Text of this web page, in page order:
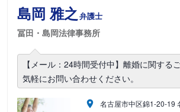
島岡 雅之 弁護士
冨田・島岡法律事務所
【メール：24時間受付中】離婚に関する
気軽にお問い合わせください。
名古屋市中区錦1-20-19